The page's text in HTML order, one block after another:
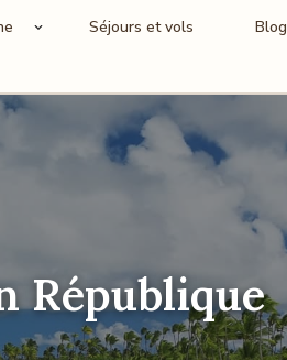
Séjours et vols
Blog
République